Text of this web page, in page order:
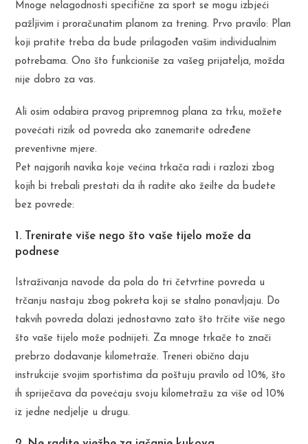
Mnoge nelagodnosti specifične za sport se mogu izbjeći
pažljivim i proračunatim planom za trening. Prvo pravilo: Plan
koji pratite treba da bude prilagođen vašim individualnim
potrebama. Ono što funkcioniše za vašeg prijatelja, možda
nije dobro za vas.
Ali osim odabira pravog pripremnog plana za trku, možete
povećati rizik od povreda ako zanemarite određene
preventivne mjere.
Pet najgorih navika koje većina trkača radi i razlozi zbog
kojih bi trebali prestati da ih radite ako žeilte da budete
bez povrede:
1. Trenirate više nego što vaše tijelo može da
podnese
Istraživanja navode da pola do tri četvrtine povreda u
trčanju nastaju zbog pokreta koji se stalno ponavljaju. Do
takvih povreda dolazi jednostavno zato što trčite više nego
što vaše tijelo može podnijeti. Za mnoge trkače to znači
prebrzo dodavanje kilometraže. Treneri obično daju
instrukcije svojim sportistima da poštuju pravilo od 10%, što
ih spriječava da povećaju svoju kilometražu za više od 10%
iz jedne nedjelje u drugu.